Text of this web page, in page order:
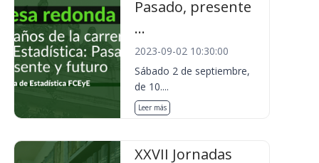
Pasado, presente
...
2023-09-02 10:30:00
Sábado 2 de septiembre,
de 10....
Leer más
XXVII Jornadas